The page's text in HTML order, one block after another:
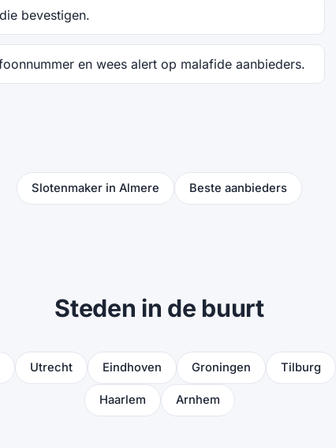
bevestigen.
en wees alert op malafide aanbieders.
Slotenmaker in Almere Beste aanbieders
Steden in de buurt
Utrecht Eindhoven Groningen Tilburg
Haarlem Arnhem